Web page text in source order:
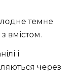
темне
вмістом.
і
через